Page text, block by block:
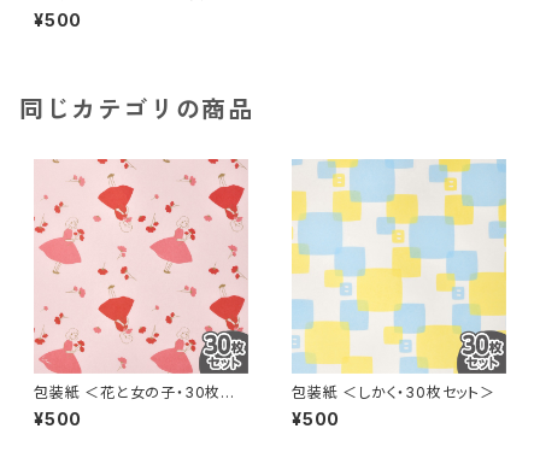
30枚セット＞
¥500
同じカテゴリの商品
包装紙 ＜花と女の子・30枚セッ
ト＞
¥500
包装紙 ＜しかく・30枚セット＞
¥500